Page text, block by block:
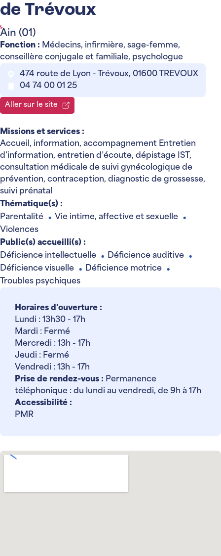
de Trévoux
Ain (01)
Fonction : Médecins, infirmière, sage-femme,
conseillère conjugale et familiale, psychologue
474 route de Lyon - Trévoux, 01600 TREVOUX
04 74 00 01 25
Aller sur le site
Missions et services :
Accueil, information, accompagnement Entretien
d’information, entretien d’écoute, dépistage IST,
consultation médicale de suivi gynécologique de
prévention, contraception, diagnostic de grossesse,
suivi prénatal
Thématique(s) :
Parentalité
● Vie intime, affective et sexuelle ●
Violences
Public(s) accueilli(s) :
Déficience intellectuelle
● Déficience auditive ●
Déficience visuelle ● Déficience motrice ●
Troubles psychiques
Horaires d'ouverture :
Lundi : 13h30 - 17h
Mardi : Fermé
Mercredi : 13h - 17h
Jeudi : Fermé
Vendredi : 13h - 17h
Prise de rendez-vous : Permanence
téléphonique : du lundi au vendredi, de 9h à 17h
Accessibilité :
PMR